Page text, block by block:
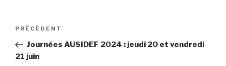
Navigation
l’article
Article
précédent
PRÉCÉDENT
Journées AUSIDEF 2024 : jeudi 20 et vendredi
21 juin